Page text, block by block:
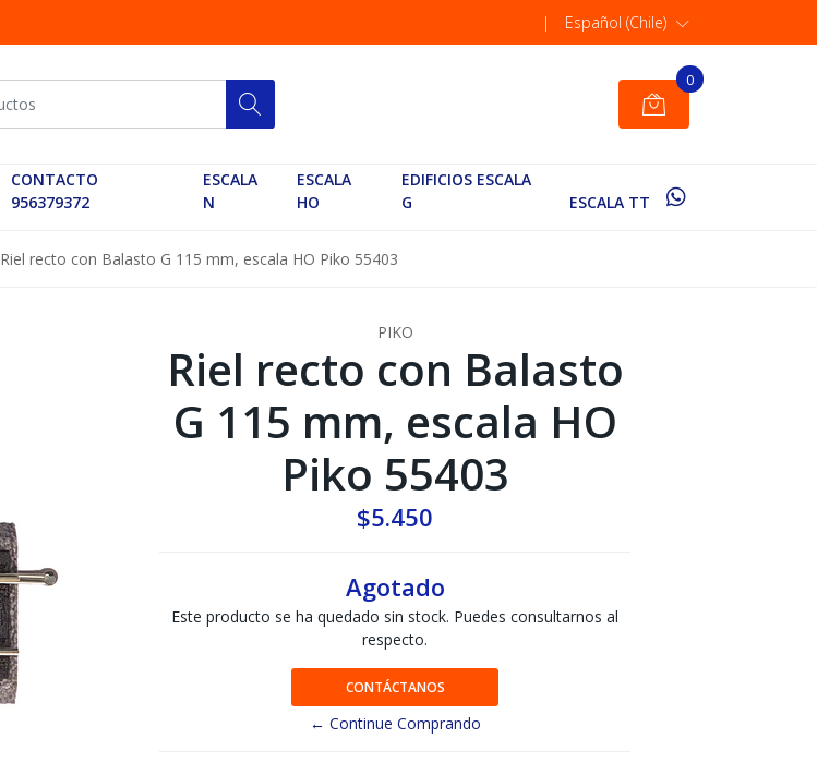
| Español (Chile)
0
CONTACTO
956379372
ESCALA
N
ESCALA
HO
EDIFICIOS ESCALA
G
ESCALA TT
Riel recto con Balasto G 115 mm, escala HO Piko 55403
PIKO
Riel recto con Balasto
G 115 mm, escala HO
Piko 55403
$5.450
Agotado
Este producto se ha quedado sin stock. Puedes consultarnos al
respecto.
CONTÁCTANOS
← Continue Comprando